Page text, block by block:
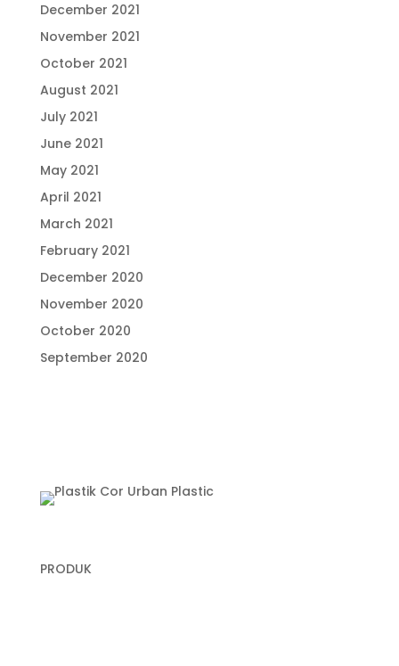
December 2021
November 2021
October 2021
August 2021
July 2021
June 2021
May 2021
April 2021
March 2021
February 2021
December 2020
November 2020
October 2020
September 2020
PRODUK